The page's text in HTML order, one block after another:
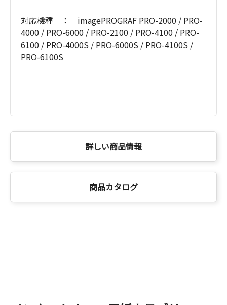
対応機種 ： imagePROGRAF PRO-2000 / PRO-
4000 / PRO-6000 / PRO-2100 / PRO-4100 / PRO-
6100 / PRO-4000S / PRO-6000S / PRO-4100S /
PRO-6100S
詳しい商品情報
商品カタログ